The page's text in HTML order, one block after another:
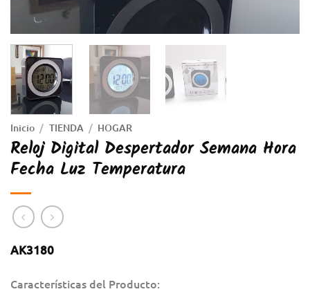
Inicio / TIENDA / HOGAR
Reloj Digital Despertador Semana Hora
Fecha Luz Temperatura
AK3180
Características del Producto: